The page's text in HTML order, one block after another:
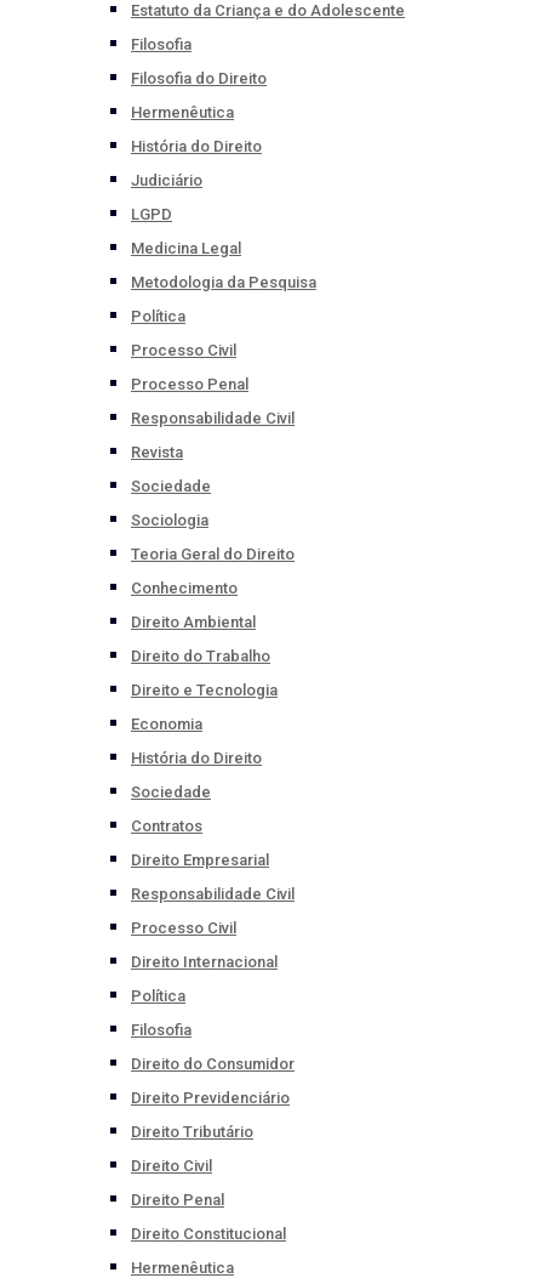
Estatuto da Criança e do Adolescente
Filosofia
Filosofia do Direito
Hermenêutica
História do Direito
Judiciário
LGPD
Medicina Legal
Metodologia da Pesquisa
Política
Processo Civil
Processo Penal
Responsabilidade Civil
Revista
Sociedade
Sociologia
Teoria Geral do Direito
Conhecimento
Direito Ambiental
Direito do Trabalho
Direito e Tecnologia
Economia
História do Direito
Sociedade
Contratos
Direito Empresarial
Responsabilidade Civil
Processo Civil
Direito Internacional
Política
Filosofia
Direito do Consumidor
Direito Previdenciário
Direito Tributário
Direito Civil
Direito Penal
Direito Constitucional
Hermenêutica